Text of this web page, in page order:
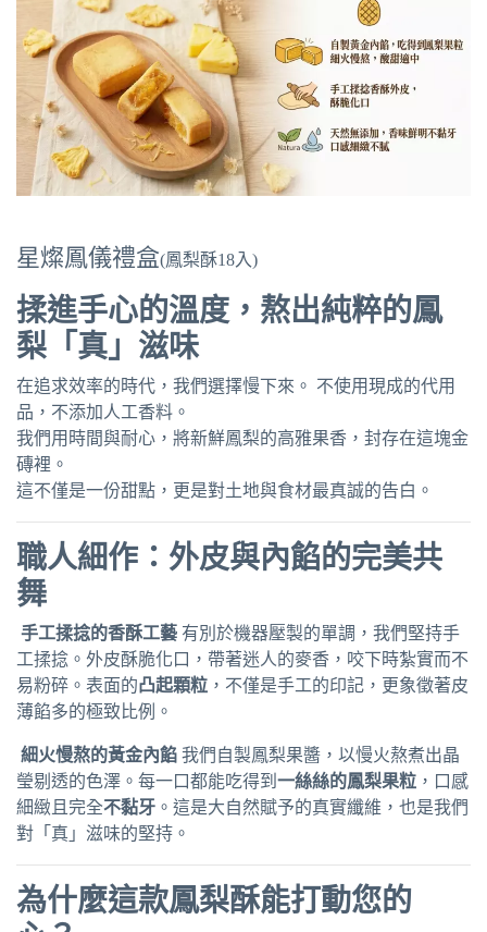
星燦鳳儀禮盒(鳳梨酥18入)
揉進手心的溫度，熬出純粹的鳳
梨「真」滋味
在追求效率的時代，我們選擇慢下來。 不使用現成的代用
品，不添加人工香料。
我們用時間與耐心，將新鮮鳳梨的高雅果香，封存在這塊金
磚裡。
這不僅是一份甜點，更是對土地與食材最真誠的告白。
職人細作：外皮與內餡的完美共
舞
手工揉捻的香酥工藝 有別於機器壓製的單調，我們堅持手
工揉捻。外皮酥脆化口，帶著迷人的麥香，咬下時紮實而不
易粉碎。表面的凸起顆粒 ，不僅是手工的印記，更象徵著皮
薄餡多的極致比例。
細火慢熬的黃金內餡 我們自製鳳梨果醬，以慢火熬煮出晶
瑩剔透的色澤。每一口都能吃得到 一絲絲的鳳梨果粒 ，口感
細緻且完全不黏牙 。這是大自然賦予的真實纖維，也是我們
對「真」滋味的堅持。
為什麼這款鳳梨酥能打動您的